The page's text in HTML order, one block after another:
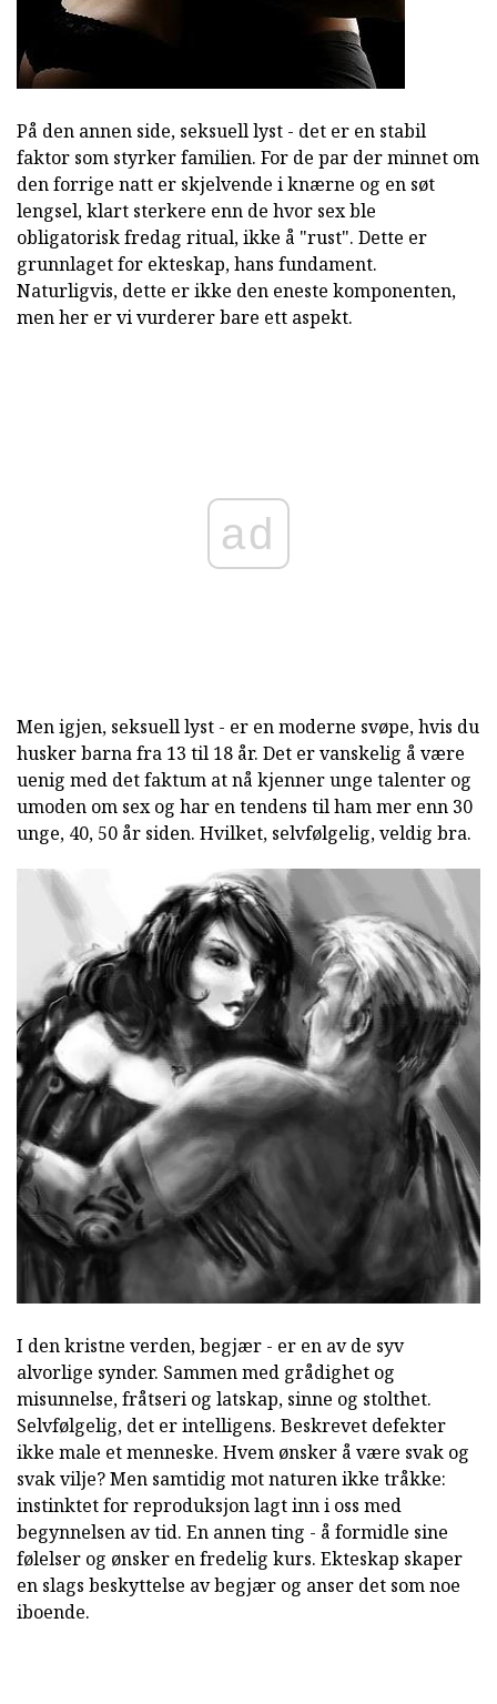
På den annen side, seksuell lyst - det er en stabil
faktor som styrker familien. For de par der minnet om
den forrige natt er skjelvende i knærne og en søt
lengsel, klart sterkere enn de hvor sex ble
obligatorisk fredag ritual, ikke å "rust". Dette er
grunnlaget for ekteskap, hans fundament.
Naturligvis, dette er ikke den eneste komponenten,
men her er vi vurderer bare ett aspekt.
ad
Men igjen, seksuell lyst - er en moderne svøpe, hvis du
husker barna fra 13 til 18 år. Det er vanskelig å være
uenig med det faktum at nå kjenner unge talenter og
umoden om sex og har en tendens til ham mer enn 30
unge, 40, 50 år siden. Hvilket, selvfølgelig, veldig bra.
I den kristne verden, begjær - er en av de syv
alvorlige synder. Sammen med grådighet og
misunnelse, fråtseri og latskap, sinne og stolthet.
Selvfølgelig, det er intelligens. Beskrevet defekter
ikke male et menneske. Hvem ønsker å være svak og
svak vilje? Men samtidig mot naturen ikke tråkke:
instinktet for reproduksjon lagt inn i oss med
begynnelsen av tid. En annen ting - å formidle sine
følelser og ønsker en fredelig kurs. Ekteskap skaper
en slags beskyttelse av begjær og anser det som noe
iboende.